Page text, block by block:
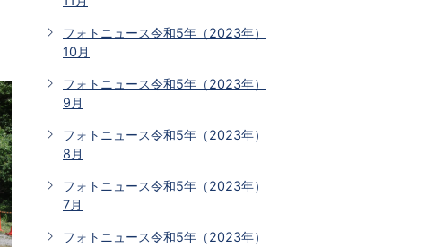
フォトニュース令和5年（2023年）
10月
フォトニュース令和5年（2023年）
9月
フォトニュース令和5年（2023年）
8月
フォトニュース令和5年（2023年）
7月
フォトニュース令和5年（2023年）